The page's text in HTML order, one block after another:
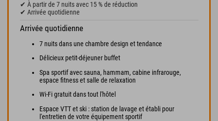
✔ À partir de 7 nuits avec 15 % de réduction
✔ Arrivée quotidienne
Arrivée quotidienne
7 nuits dans une chambre design et tendance
Délicieux petit-déjeuner buffet
Spa sportif avec sauna, hammam, cabine infrarouge,
espace fitness et salle de relaxation
Wi-Fi gratuit dans tout l'hôtel
Espace VTT et ski : station de lavage et établi pour
l'entretien de votre équipement sportif